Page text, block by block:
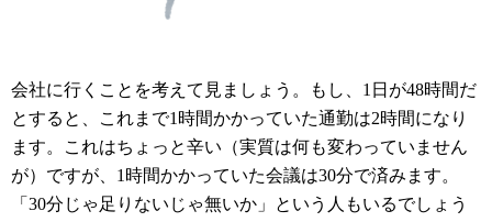
会社に行くことを考えて見ましょう。もし、1日が48時間だ
とすると、これまで1時間かかっていた通勤は2時間になり
ます。これはちょっと辛い（実質は何も変わっていません
が）ですが、1時間かかっていた会議は30分で済みます。
「30分じゃ足りないじゃ無いか」という人もいるでしょう